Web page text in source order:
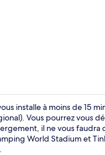
installe à moins de 15
Vous pourrez vous
il ne vous
World Stadium et